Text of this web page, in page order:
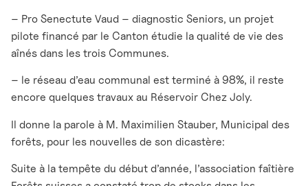
– Pro Senectute Vaud – diagnostic Seniors, un projet
pilote financé par le Canton étudie la qualité de vie des
aînés dans les trois Communes.
– le réseau d’eau communal est terminé à 98%, il reste
encore quelques travaux au Réservoir Chez Joly.
Il donne la parole à M. Maximilien Stauber, Municipal des
forêts, pour les nouvelles de son dicastère:
Suite à la tempête du début d’année, l’association faîtière